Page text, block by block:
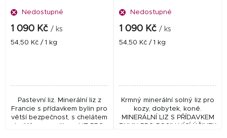
Nedostupné
1 090 Kč / ks
Měrná
54,50 Kč / 1 kg
Pastevní liz. Minerální liz z
Francie s přídavkem bylin pro
větší bezpečnost, s chelátem
Nedostupné
1 090 Kč / ks
Měrná
54,50 Kč / 1 kg
Krmný minerální solný liz pro
kozy, dobytek, koně.
MINERÁLNÍ LIZ S PŘÍDAVKEM